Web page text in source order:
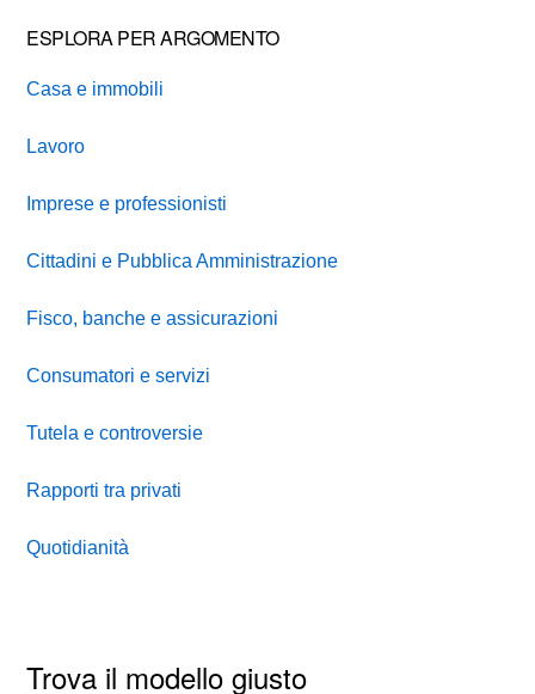
ESPLORA PER ARGOMENTO
Casa e immobili
Lavoro
Imprese e professionisti
Cittadini e Pubblica Amministrazione
Fisco, banche e assicurazioni
Consumatori e servizi
Tutela e controversie
Rapporti tra privati
Quotidianità
Trova il modello giusto